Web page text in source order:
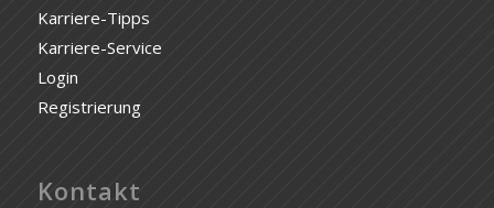
Karriere-Tipps
Karriere-Service
Login
Registrierung
Kontakt